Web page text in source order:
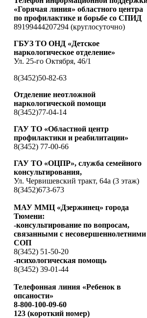
«Горячая линия» областного центра
по профилактике и борьбе со СПИД
89199444207294 (круглосуточно)
ГБУЗ ТО ОНД «Детское
наркологическое отделение»
Ул. 25-го Октября, 46/1
8(3452)50-82-63
Отделение неотложной
наркологической помощи
8(3452)77-04-14
ГАУ ТО «Областной центр
профилактики и реабилитации»
8(3452) 77-00-66
ГАУ ТО «ОЦПР», служба семейного
консультирования,
Ул. Червишевский тракт, 64а (3 этаж)
8(3452)673-673
МАУ ММЦ «Дзержинец» города
Тюмени:
-консультирование по вопросам,
связанными с несовершеннолетними
СОП
8(3452) 51-50-20
-психологическая помощь
8(3452) 39-01-44
Телефонная линия «Ребенок в
опсаности»
8-800-100-09-60
123 (короткий номер)